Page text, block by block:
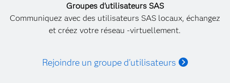
Groupes d'utilisateurs SAS
Communiquez avec des utilisateurs SAS locaux, échangez
et créez votre réseau -virtuellement.
Rejoindre un groupe d'utilisateurs